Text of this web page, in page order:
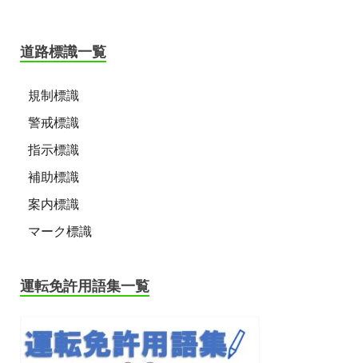
道路標識一覧
規制標識
警戒標識
指示標識
補助標識
案内標識
マーク標識
運転免許用語集一覧